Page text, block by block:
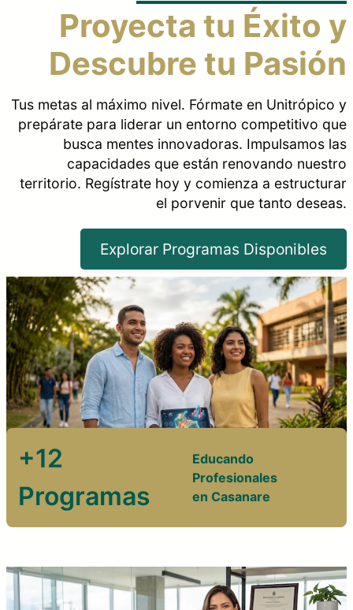
Proyecta tu Éxito y
Descubre tu Pasión
Tus metas al máximo nivel. Fórmate en Unitrópico y
prepárate para liderar un entorno competitivo que
busca mentes innovadoras. Impulsamos las
capacidades que están renovando nuestro
territorio. Regístrate hoy y comienza a estructurar
el porvenir que tanto deseas.
Explorar Programas Disponibles
+12
Programas
Educando
Profesionales
en Casanare